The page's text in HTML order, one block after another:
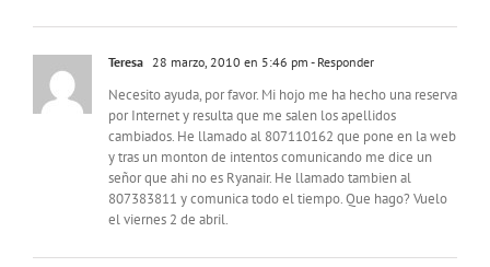
Teresa 28 marzo, 2010 en 5:46 pm - Responder
Necesito ayuda, por favor. Mi hojo me ha hecho una reserva
por Internet y resulta que me salen los apellidos
cambiados. He llamado al 807110162 que pone en la web
y tras un monton de intentos comunicando me dice un
señor que ahi no es Ryanair. He llamado tambien al
807383811 y comunica todo el tiempo. Que hago? Vuelo
el viernes 2 de abril.